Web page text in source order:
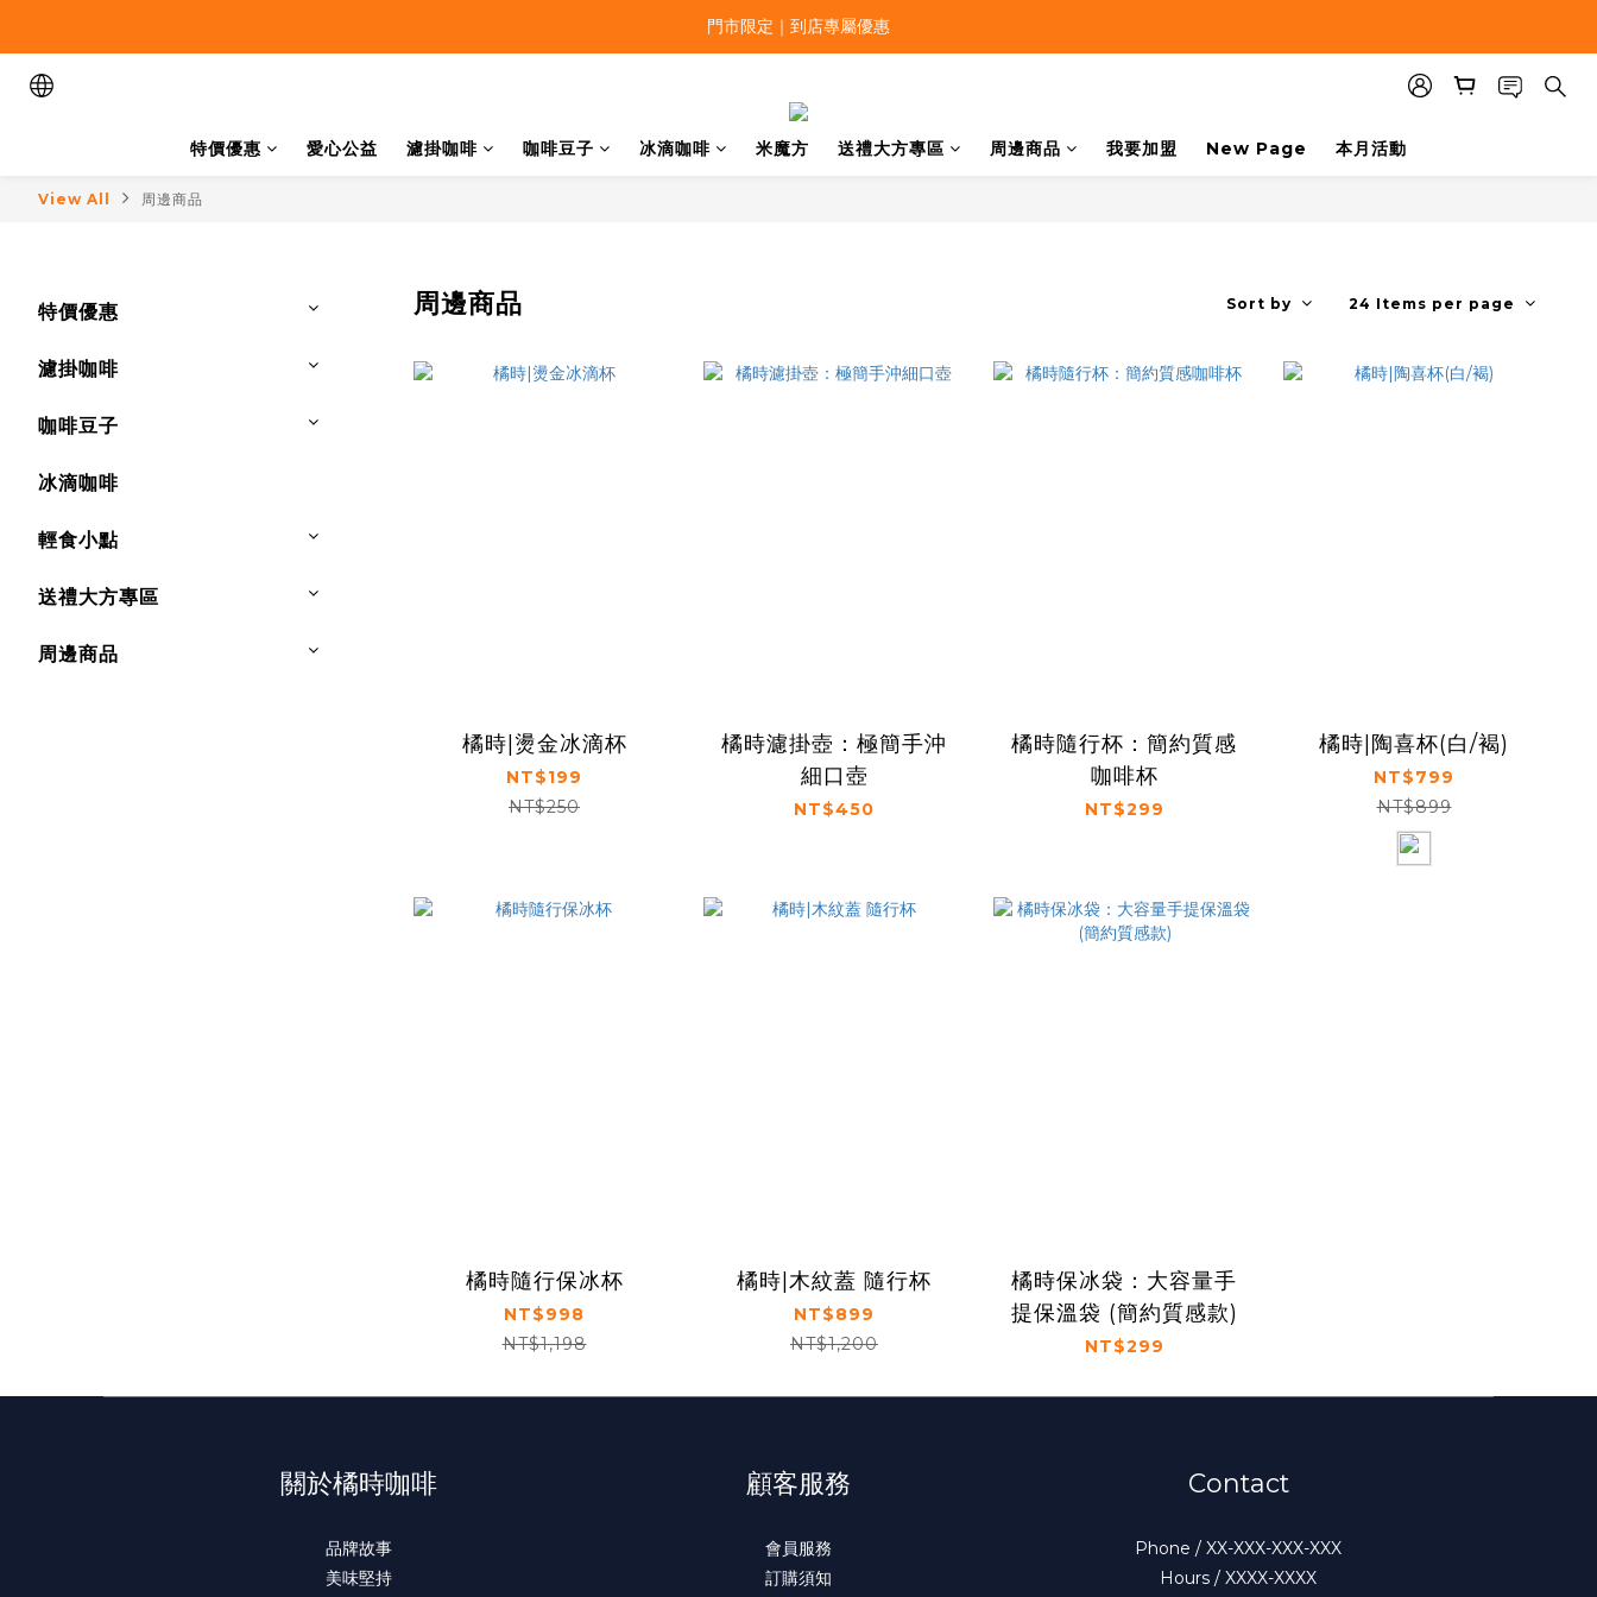
門市限定｜到店專屬優惠
特價優惠 愛心公益 濾掛咖啡 咖啡豆子 冰滴咖啡 米魔方 送禮大方專區 周邊商品 我要加盟 New Page 本月活動
View All 周邊商品
特價優惠
濾掛咖啡
咖啡豆子
冰滴咖啡
輕食小點
送禮大方專區
周邊商品
周邊商品 Sort by 24 Items per page
橘時|燙金冰滴杯
NT$199
NT$250
橘時濾掛壺：極簡手沖
細口壺
NT$450
橘時隨行杯：簡約質感
咖啡杯
NT$299
橘時|陶喜杯(白/褐)
NT$799
NT$899
橘時隨行保冰杯
NT$998
NT$1,198
橘時|木紋蓋 隨行杯
NT$899
NT$1,200
橘時保冰袋：大容量手
提保溫袋 (簡約質感款)
NT$299
關於橘時咖啡
品牌故事
美味堅持
顧客服務
會員服務
訂購須知
Contact
Phone / XX-XXX-XXX-XXX
Hours / XXXX-XXXX